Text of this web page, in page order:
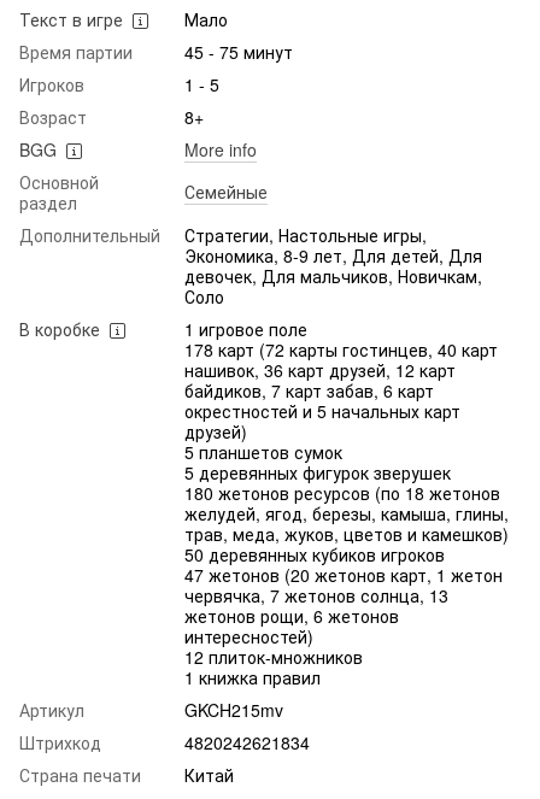
Текст в игре
Мало
Время партии
45 - 75 минут
Игроков
1 - 5
Возраст
8+
BGG
More info
Основной
раздел
Семейные
Дополнительный
Стратегии, Настольные игры,
Экономика, 8-9 лет, Для детей, Для
девочек, Для мальчиков, Новичкам,
Соло
В коробке
1 игровое поле
178 карт (72 карты гостинцев, 40 карт
нашивок, 36 карт друзей, 12 карт
байдиков, 7 карт забав, 6 карт
окрестностей и 5 начальных карт
друзей)
5 планшетов сумок
5 деревянных фигурок зверушек
180 жетонов ресурсов (по 18 жетонов
желудей, ягод, березы, камыша, глины,
трав, меда, жуков, цветов и камешков)
50 деревянных кубиков игроков
47 жетонов (20 жетонов карт, 1 жетон
червячка, 7 жетонов солнца, 13
жетонов рощи, 6 жетонов
интересностей)
12 плиток-множников
1 книжка правил
Артикул
GKCH215mv
Штрихкод
4820242621834
Страна печати
Китай